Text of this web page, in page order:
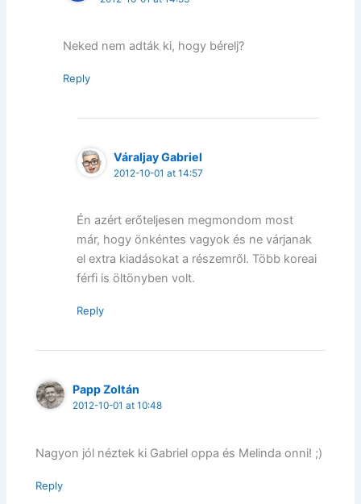
Neked nem adták ki, hogy bérelj?
Reply
Váraljay Gabriel
2012-10-01 at 14:57
Én azért erőteljesen megmondom most
már, hogy önkéntes vagyok és ne várjanak
el extra kiadásokat a részemről. Több koreai
férfi is öltönyben volt.
Reply
Papp Zoltán
2012-10-01 at 10:48
Nagyon jól néztek ki Gabriel oppa és Melinda onni! ;)
Reply